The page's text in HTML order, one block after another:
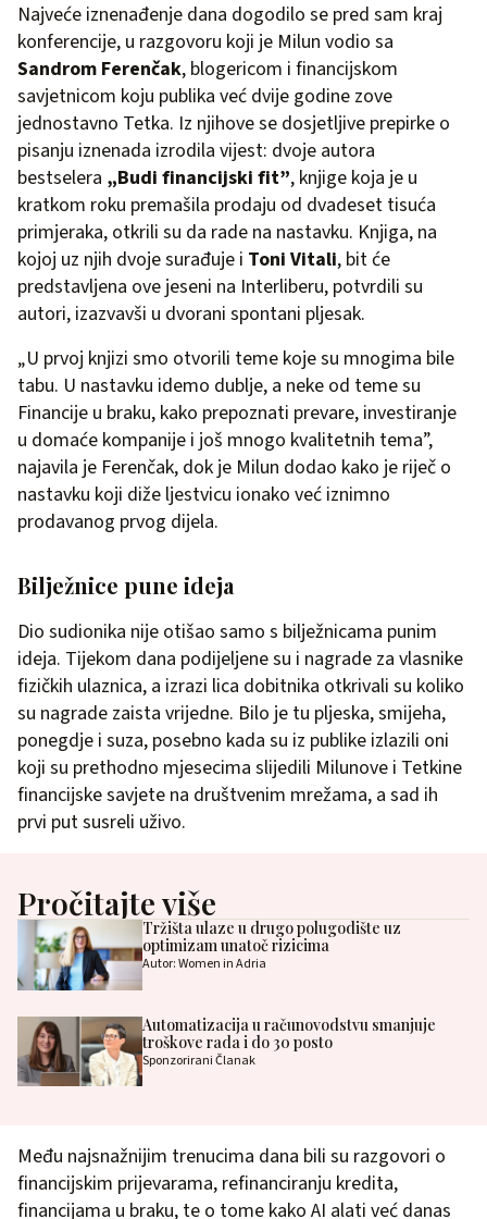
Najveće iznenađenje dana dogodilo se pred sam kraj
konferencije, u razgovoru koji je Milun vodio sa
Sandrom Ferenčak, blogericom i financijskom
savjetnicom koju publika već dvije godine zove
jednostavno Tetka. Iz njihove se dosjetljive prepirke o
pisanju iznenada izrodila vijest: dvoje autora
bestselera „Budi financijski fit”, knjige koja je u
kratkom roku premašila prodaju od dvadeset tisuća
primjeraka, otkrili su da rade na nastavku. Knjiga, na
kojoj uz njih dvoje surađuje i Toni Vitali, bit će
predstavljena ove jeseni na Interliberu, potvrdili su
autori, izazvavši u dvorani spontani pljesak.
„U prvoj knjizi smo otvorili teme koje su mnogima bile
tabu. U nastavku idemo dublje, a neke od teme su
Financije u braku, kako prepoznati prevare, investiranje
u domaće kompanije i još mnogo kvalitetnih tema”,
najavila je Ferenčak, dok je Milun dodao kako je riječ o
nastavku koji diže ljestvicu ionako već iznimno
prodavanog prvog dijela.
Bilježnice pune ideja
Dio sudionika nije otišao samo s bilježnicama punim
ideja. Tijekom dana podijeljene su i nagrade za vlasnike
fizičkih ulaznica, a izrazi lica dobitnika otkrivali su koliko
su nagrade zaista vrijedne. Bilo je tu pljeska, smijeha,
ponegdje i suza, posebno kada su iz publike izlazili oni
koji su prethodno mjesecima slijedili Milunove i Tetkine
financijske savjete na društvenim mrežama, a sad ih
prvi put susreli uživo.
Pročitajte više
Tržišta ulaze u drugo polugodište uz
optimizam unatoč rizicima
Autor: Women in Adria
Automatizacija u računovodstvu smanjuje
troškove rada i do 30 posto
Sponzorirani Članak
Među najsnažnijim trenucima dana bili su razgovori o
financijskim prijevarama, refinanciranju kredita,
financijama u braku, te o tome kako AI alati već danas